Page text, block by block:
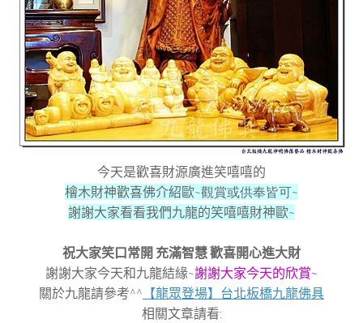
今天是歡喜財源廣進笑嘻嘻的
檜木財神歡喜佛介紹歐~觀賞或供奉皆可~
謝謝大家看看我們九龍的笑嘻嘻財神歐~
祝大家笑口常開 充滿智慧 歡喜開心進大財
謝謝大家今天和九龍結緣~謝謝大家今天的欣賞~
關於九龍請參考^^ 【龍眾登場】台北板橋九龍佛具
相關文章請看: